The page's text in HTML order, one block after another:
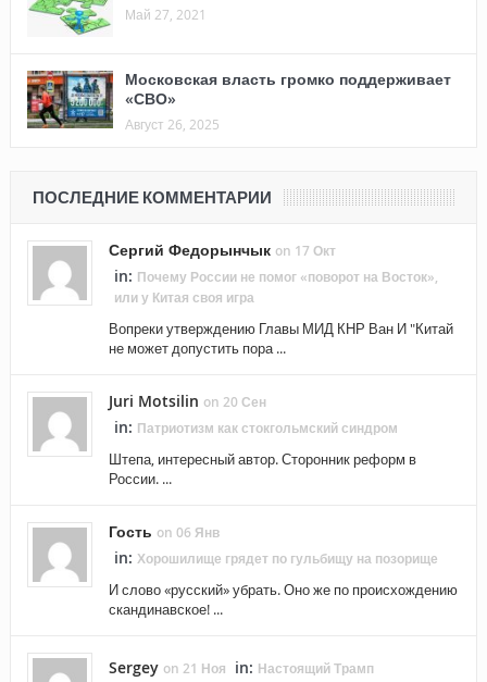
Май 27, 2021
Московская власть громко поддерживает
«СВО»
Август 26, 2025
ПОСЛЕДНИЕ КОММЕНТАРИИ
Сергий Федорынчык on 17 Окт
in: Почему России не помог «поворот на Восток»,
или у Китая своя игра
Вопреки утверждению Главы МИД КНР Ван И "Китай
не может допустить пора ...
Juri Motsilin on 20 Сен
in: Патриотизм как стокгольмский синдром
Штепа, интересный автор. Сторонник реформ в
России. ...
Гость on 06 Янв
in: Хорошилище грядет по гульбищу на позорище
И слово «русский» убрать. Оно же по происхождению
скандинавское! ...
Sergey on 21 Ноя in: Настоящий Трамп